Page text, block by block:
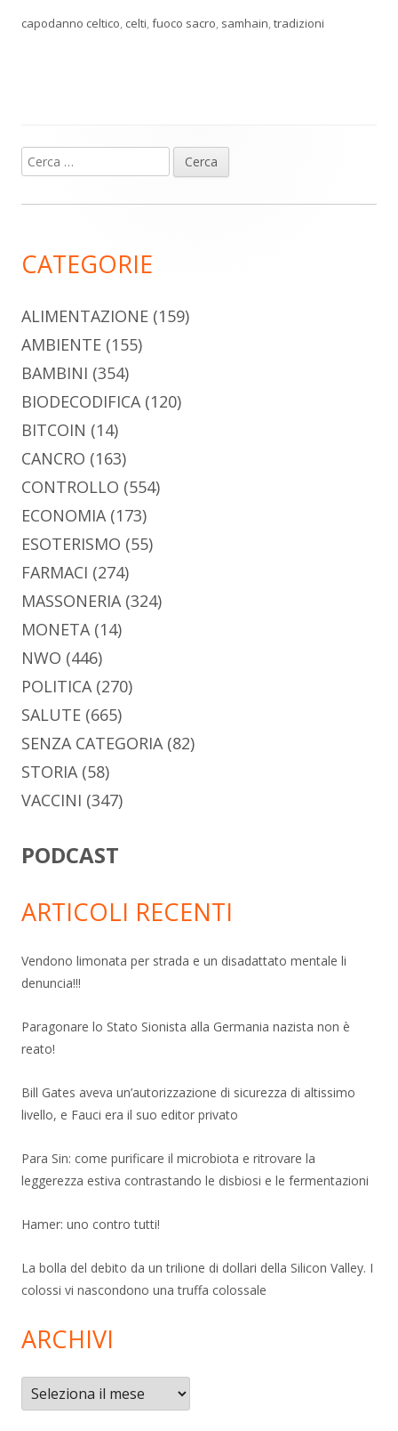
capodanno celtico, celti,fuoco sacro, samhain,tradizioni
Barra
laterale
Ricerca
per:
CATEGORIE
ALIMENTAZIONE (159)
AMBIENTE (155)
BAMBINI (354)
BIODECODIFICA(120)
BITCOIN (14)
CANCRO (163)
CONTROLLO (554)
ECONOMIA(173)
ESOTERISMO (55)
FARMACI (274)
MASSONERIA(324)
MONETA(14)
NWO (446)
POLITICA(270)
SALUTE (665)
SENZA CATEGORIA(82)
STORIA(58)
VACCINI (347)
PODCAST
ARTICOLI RECENTI
Vendono limonata per strada e un disadattato mentale li
denuncia!!!
Paragonare lo Stato Sionista alla Germania nazista non è
reato!
Bill Gates aveva un’autorizzazione di sicurezza di altissimo
livello, e Fauci era il suo editor privato
Para Sin: come purificare il microbiota e ritrovare la
leggerezza estiva contrastando le disbiosi e le fermentazioni
Hamer: uno contro tutti!
La bolla del debito da un trilione di dollari della Silicon Valley. I
colossi vi nascondono una truffa colossale
ARCHIVI
Archivi